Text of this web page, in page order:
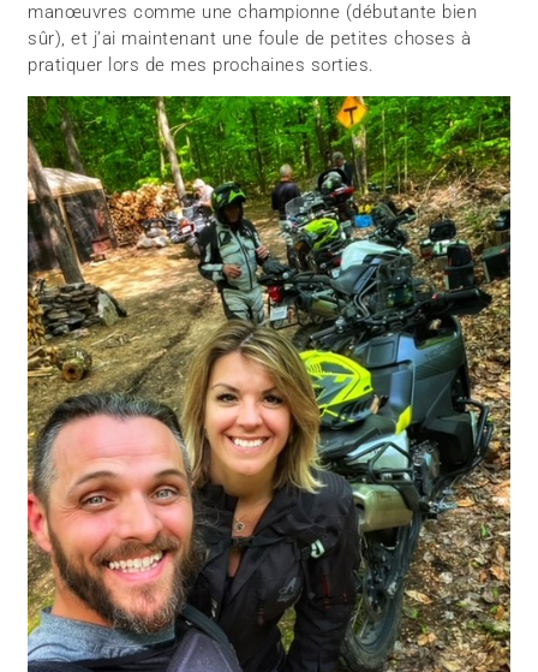
manœuvres comme une championne (débutante bien
sûr), et j’ai maintenant une foule de petites choses à
pratiquer lors de mes prochaines sorties.